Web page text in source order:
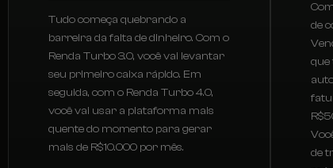
Tudo começa quebrando a
barreira da falta de dinheiro. Com o
Renda Turbo 3.0, você vai levantar
seu primeiro caixa rápido. Em
seguida, com o Renda Turbo 4.0,
você vai usar a plataforma mais
quente do momento para gerar
mais de R$10.000 por mês.
de
que
de